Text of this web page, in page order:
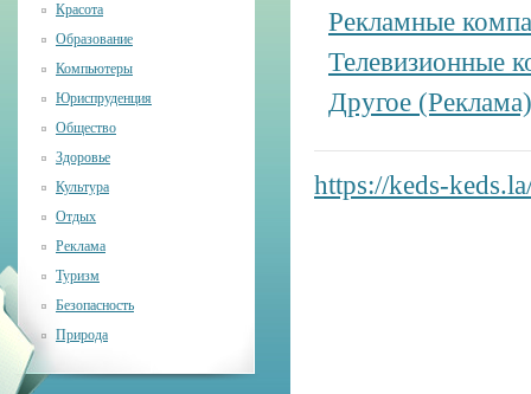
Рекламные
Телевизионные
Другое (Реклама)
https://keds-
Красота
Образование
Компьютеры
Юриспруденция
Общество
Здоровье
Культура
Отдых
Реклама
Туризм
Безопасность
Природа